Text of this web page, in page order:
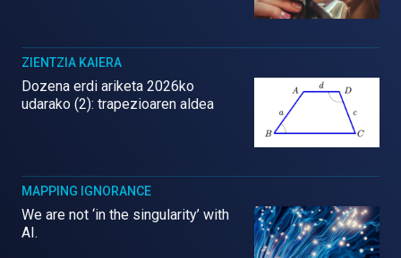
ZIENTZIA KAIERA
Dozena erdi ariketa 2026ko
udarako (2): trapezioaren aldea
MAPPING IGNORANCE
We are not ‘in the singularity’ with
AI.